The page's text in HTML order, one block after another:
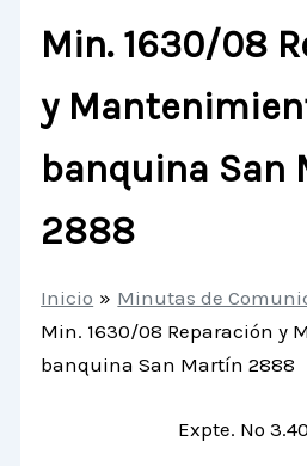
Min. 1630/08
y
banquina San
2888
Inicio
Minutas de
Min. 1630/08 Reparación y
banquina San Martín 2888
Expte. Nº